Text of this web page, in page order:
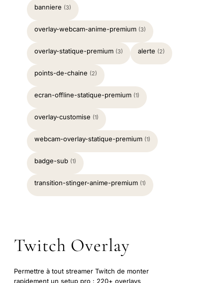
banniere (3)
overlay-webcam-anime-premium (3)
overlay-statique-premium (3) alerte (2)
points-de-chaine (2)
ecran-offline-statique-premium (1)
overlay-customise (1)
webcam-overlay-statique-premium (1)
badge-sub (1)
transition-stinger-anime-premium (1)
Twitch Overlay
Permettre à tout streamer Twitch de monter
rapidement un setup pro : 220+ overlays